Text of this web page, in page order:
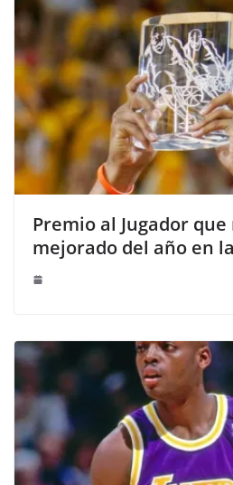
Premio al Jugador que
mejorado del año en